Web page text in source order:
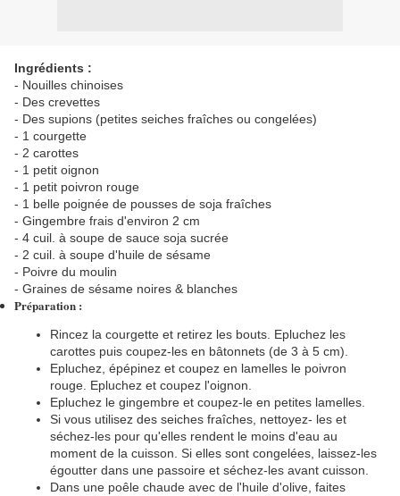
Ingrédients :
- Nouilles chinoises
- Des crevettes
- Des supions (petites seiches fraîches ou congelées)
- 1 courgette
- 2 carottes
- 1 petit oignon
- 1 petit poivron rouge
- 1 belle poignée de pousses de soja fraîches
- Gingembre frais d'environ 2 cm
- 4 cuil. à soupe de sauce soja sucrée
- 2 cuil. à soupe d'huile de sésame
- Poivre du moulin
- Graines de sésame noires & blanches
Préparation :
Rincez la courgette et retirez les bouts. Epluchez les
carottes puis coupez-les en bâtonnets (de 3 à 5 cm).
Epluchez, épépinez et coupez en lamelles le poivron
rouge. Epluchez et coupez l'oignon.
Epluchez le gingembre et coupez-le en petites lamelles.
Si vous utilisez des seiches fraîches, nettoyez- les et
séchez-les pour qu'elles rendent le moins d'eau au
moment de la cuisson. Si elles sont congelées, laissez-les
égoutter dans une passoire et séchez-les avant cuisson.
Dans une poêle chaude avec de l'huile d'olive, faites